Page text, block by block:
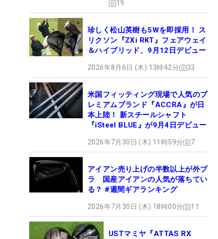
19
珍しく松山英樹も5Wを即採用！ ス
リクソン『ZXi RKT』フェアウェイ
＆ハイブリッド、9月12日デビュー
2026年8月6日 (木) 13時42分 33
米国フィッティング現場で人気のプ
レミアムブランド『ACCRA』が日
本上陸！ 新スチールシャフト
『iSteel BLUE』が9月4日デビュー
2026年7月30日 (木) 11時59分 7
アイアン売り上げの半数以上が外ブ
ラ 国産アイアンの人気が落ちてい
る？ #週間ギアランキング
2026年7月30日 (木) 18時00分 11
USTマミヤ『ATTAS RX